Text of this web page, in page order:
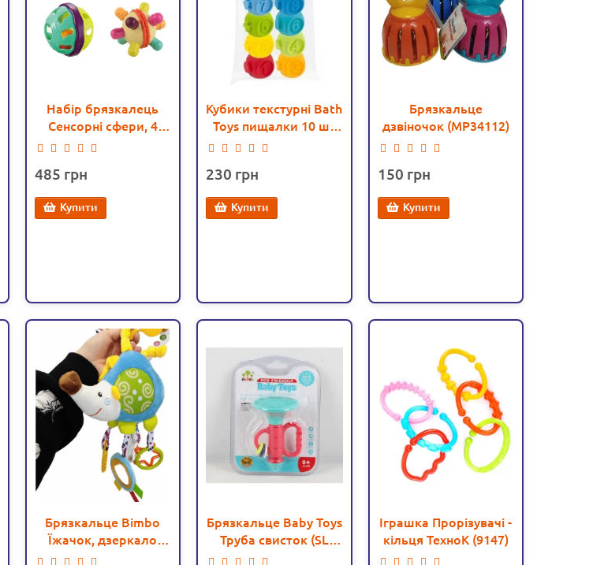
Набір брязкалець
Сенсорні сфери, 4
штуки (9985)
485
Купити
Кубики текстурні Bath
Toys пищалки 10 шт
(88-53)
230
Купити
Брязкальце
дзвіночок (MP34112)
150
Купити
Брязкальце Bimbo
Їжачок, дзеркало
безпечне, текстурні
Брязкальце Baby Toys
Труба свисток (SL
84801-46)
Іграшка Прорізувачі -
кільця ТехноК (9147)